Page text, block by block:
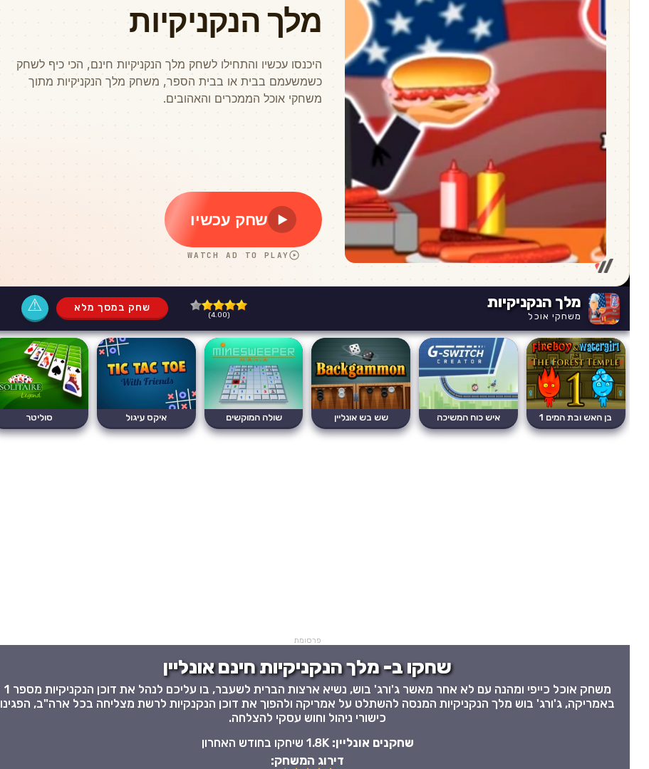
מלך הנקניקיות
משחקי אוכל (4.00)
שחק במסך מלא ⚠
בן האש ובת המים 1 איש כוח המשיכה שש בש אונליין שולה המוקשים איקס עיגול סוליטר
פרסומת
שחקו ב- מלך הנקניקיות חינם אונליין
משחק אוכל כייפי ומהנה עם לא אחר מאשר ג'ורג' בוש, נשיא ארצות הברית לשעבר, בו עליכם לנהל את דוכן הנקניקיות מספר 1
באמריקה, ג'ורג' בוש מלך הנקניקיות המנסה להשתלט על אמריקה ולהפוך את דוכן הנקנקיות לרשת מצליחה בכל ארה"ב, הפגינו
כישורי ניהול וחוש עסקי להצלחה.
שחקנים אונליין:1.8K שיחקו בחודש האחרון
דירוג המשחק: